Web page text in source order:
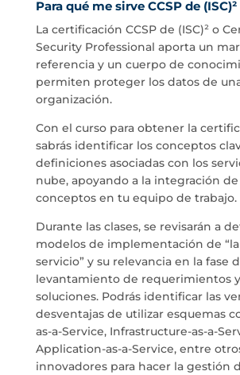
Para qué me sirve CCSP de (ISC)²
La certificación CCSP de (ISC)²o
Security Professional aporta un
referencia y un cuerpo de
permiten proteger los datos de
organización.
Con el curso para obtener la
sabrás identificar los conceptos
definiciones asociadas con los
nube, apoyando a la integración
conceptos en tu equipo de trabajo.
Durante las clases, se revisarán a
modelos de implementación de
servicio” y su relevancia en la fase
levantamiento de requerimientos
soluciones. Podrás identificar las
desventajas de utilizar esquemas
as-a-Service, Infrastructure-as-a-
Application-as-a-Service, entre
innovadores para hacer la gestión